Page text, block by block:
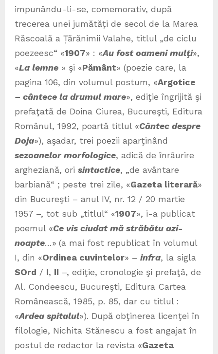
impunându-li-se, comemorativ, după
trecerea unei jumătăți de secol de la Marea
Răscoală a Țărănimii Valahe, titlul „de ciclu
poezeesc“ «1907» : «Au fost oameni mulţi»,
«La lemne » şi «Pământ» (poezie care, la
pagina 106, din volumul postum, «Argotice
– cântece la drumul mare», ediţie îngrijită şi
prefaţată de Doina Ciurea, Bucureşti, Editura
Românul, 1992, poartă titlul «Cântec despre
Doja»), aşadar, trei poezii aparţinând
sezoanelor morfologice, adică de înrâurire
argheziană, ori sintactice, „de avântare
barbiană“ ; peste trei zile, «Gazeta literară»
din Bucureşti – anul IV, nr. 12 / 20 martie
1957 –, tot sub „titlul“ «1907», i-a publicat
poemul «Ce vis ciudat mă străbătu azi-
noapte…» (a mai fost republicat în volumul
I, din «Ordinea cuvintelor» – infra, la sigla
SOrd / I, II –, ediţie, cronologie şi prefaţă, de
Al. Condeescu, Bucureşti, Editura Cartea
Românească, 1985, p. 85, dar cu titlul :
«Ardea spitalul»). După obţinerea licenţei în
filologie, Nichita Stănescu a fost angajat în
postul de redactor la revista «Gazeta